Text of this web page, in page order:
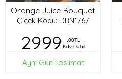
Orange Juice Bouquet
Çiçek Kodu: DRN1767
2999
,00TL
Kdv Dahil
Aynı Gün Teslimat